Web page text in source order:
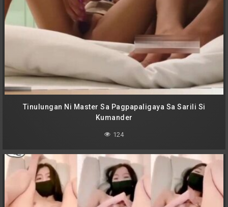
Tinulungan Ni Master Sa Pagpapaligaya Sa Sarili Si
Kumander
124